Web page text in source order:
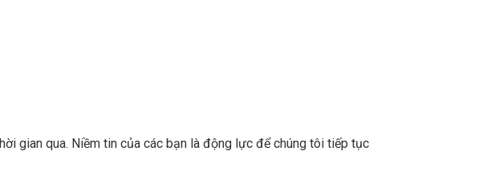
gian qua. Niềm tin của các bạn là động lực để chúng tôi tiếp tục